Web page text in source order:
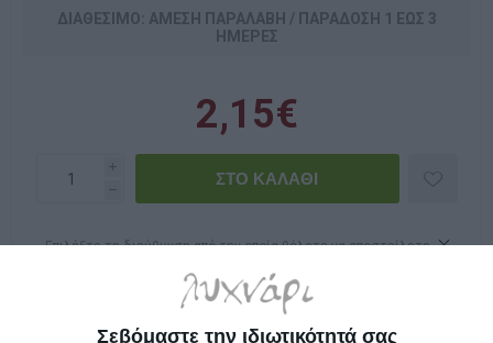
Σεβόμαστε την ιδιωτικότητά σας
ΔΙΑΘΈΣΙΜΟ: ΆΜΕΣΗ ΠΑΡΑΛΑΒΉ / ΠΑΡΆΔOΣΗ 1 ΈΩΣ 3
ΗΜΈΡΕΣ
2,15€
i
h
Επιλέξτε τη διεύθυνση από την οποία θέλετε να αποστείλετε